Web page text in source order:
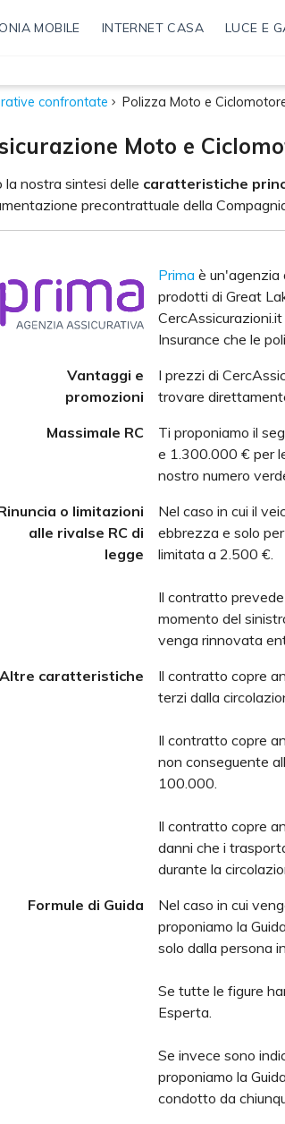
MOBILE INTERNET CASA LUCE E
confrontate Polizza Moto e
Moto e
la nostra sintesi delle caratteristiche
precontrattuale della
Prima è un'agenzia
prodotti di Great
Insurance che le
Vantaggi e
promozioni
I prezzi di
trovare
Massimale RC
Ti proponiamo il
e 1.300.000 € per
nostro numero
o limitazioni
alle rivalse RC di
legge
Nel caso in cui il
ebbrezza e solo
limitata a 2.500 €.
Il contratto
momento del
venga rinnovata
Altre caratteristiche
Il contratto copre
terzi dalla
Il contratto copre
non conseguente
100.000.
Il contratto copre
danni che i
durante la
Formule di Guida
Nel caso in cui
proponiamo la
solo dalla persona
Se tutte le figure
Esperta.
Se invece sono
proponiamo la
condotto da